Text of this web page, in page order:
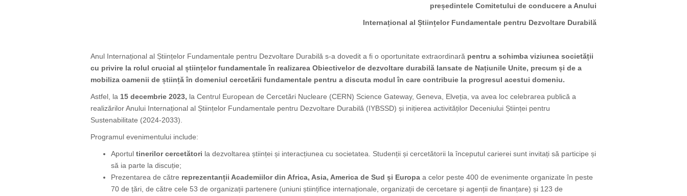
președintele Comitetului de conducere a Anului
Internațional al Științelor Fundamentale pentru Dezvoltare Durabilă
Anul Internațional al Științelor Fundamentale pentru Dezvoltare Durabilă s-a dovedit a fi o oportunitate extraordinară pentru a schimba viziunea societății
cu privire la rolul crucial al științelor fundamentale în realizarea Obiectivelor de dezvoltare durabilă lansate de Națiunile Unite, precum și de a
mobiliza oamenii de știință în domeniul cercetării fundamentale pentru a discuta modul în care contribuie la progresul acestui domeniu.
Astfel, la 15 decembrie 2023, la Centrul European de Cercetări Nucleare (CERN) Science Gateway, Geneva, Elveția, va avea loc celebrarea publică a
realizărilor Anului Internațional al Științelor Fundamentale pentru Dezvoltare Durabilă (IYBSSD) și inițierea activităților Deceniului Științei pentru
Sustenabilitate (2024-2033).
Programul evenimentului include:
Aportul tinerilor cercetători la dezvoltarea științei și interacțiunea cu societatea. Studenții și cercetătorii la începutul carierei sunt invitați să participe și
să ia parte la discuție;
Prezentarea de către reprezentanții Academiilor din Africa, Asia, America de Sud și Europa a celor peste 400 de evenimente organizate în peste
70 de țări, de către cele 53 de organizații partenere (uniuni științifice internaționale, organizații de cercetare și agenții de finanțare) și 123 de